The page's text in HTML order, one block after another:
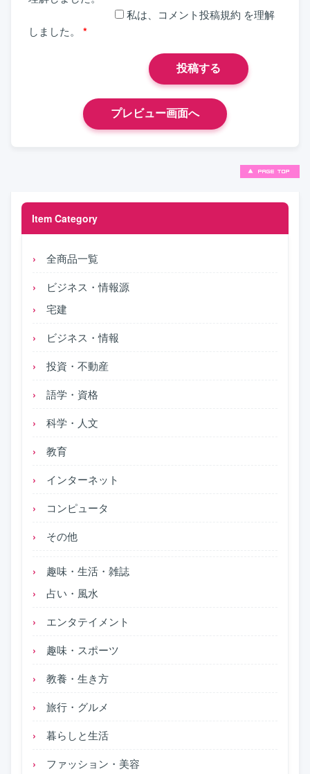
Item Category
全商品一覧
ビジネス・情報源
宅建
ビジネス・情報
投資・不動産
語学・資格
科学・人文
教育
インターネット
コンピュータ
その他
趣味・生活・雑誌
占い・風水
エンタテイメント
趣味・スポーツ
教養・生き方
旅行・グルメ
暮らしと生活
ファッション・美容
私は、 コメント投稿規約 を理解
しました。
*